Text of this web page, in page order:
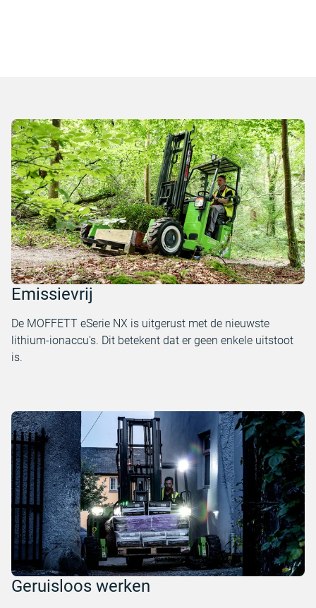
Emissievrij
De MOFFETT eSerie NX is uitgerust met de nieuwste
lithium-ionaccu's. Dit betekent dat er geen enkele uitstoot
is.
Geruisloos werken